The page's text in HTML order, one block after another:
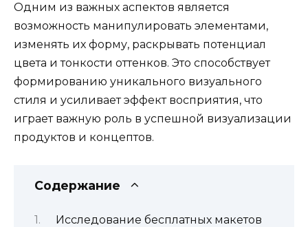
Одним из важных аспектов является
возможность манипулировать элементами,
изменять их форму, раскрывать потенциал
цвета и тонкости оттенков. Это способствует
формированию уникального визуального
стиля и усиливает эффект восприятия, что
играет важную роль в успешной визуализации
продуктов и концептов.
Содержание
Исследование бесплатных макетов